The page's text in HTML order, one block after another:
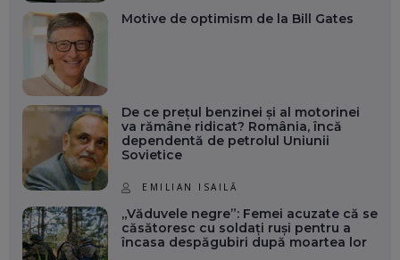
Motive de optimism de la Bill Gates
De ce prețul benzinei și al motorinei
va rămâne ridicat? România, încă
dependentă de petrolul Uniunii
Sovietice
EMILIAN ISAILĂ
„Văduvele negre”: Femei acuzate că se
căsătoresc cu soldați ruși pentru a
încasa despăgubiri după moartea lor